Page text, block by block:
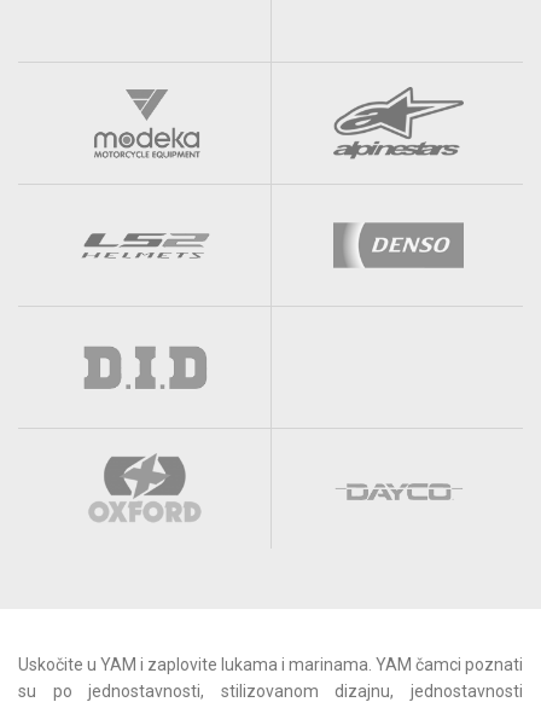
Uskočite u YAM i zaplovite lukama i marinama. YAM čamci poznati
su po jednostavnosti, stilizovanom dizajnu, jednostavnosti